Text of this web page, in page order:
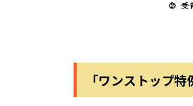
「ワンストップ